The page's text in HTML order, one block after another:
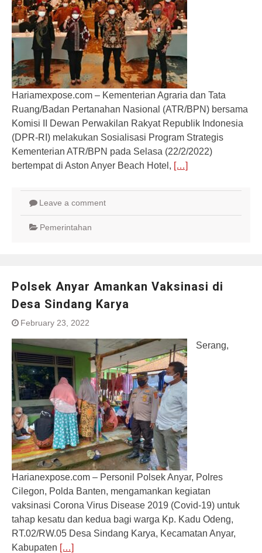
Hariamexpose.com – Kementerian Agraria dan Tata
Ruang/Badan Pertanahan Nasional (ATR/BPN) bersama
Komisi II Dewan Perwakilan Rakyat Republik Indonesia
(DPR-RI) melakukan Sosialisasi Program Strategis
Kementerian ATR/BPN pada Selasa (22/2/2022)
bertempat di Aston Anyer Beach Hotel, […]
Leave a comment
Pemerintahan
Polsek Anyar Amankan Vaksinasi di
Desa Sindang Karya
February 23, 2022
Serang,
Harianexpose.com – Personil Polsek Anyar, Polres
Cilegon, Polda Banten, mengamankan kegiatan
vaksinasi Corona Virus Disease 2019 (Covid-19) untuk
tahap kesatu dan kedua bagi warga Kp. Kadu Odeng,
RT.02/RW.05 Desa Sindang Karya, Kecamatan Anyar,
Kabupaten […]